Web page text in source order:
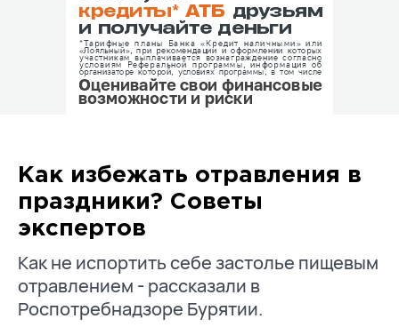
Как избежать отравления в
праздники? Советы
экспертов
Как не испортить себе застолье пищевым
отравлением - рассказали в
Роспотребнадзоре Бурятии.